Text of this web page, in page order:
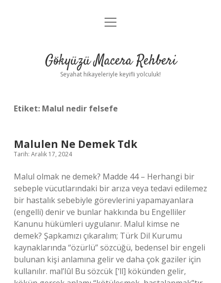
Anasayfa
Yasal Uyarı
menüyü
Gökyüzü Macera Rehberi
Seyahat hikayeleriyle keyifli yolculuk!
Etiket: Malul nedir felsefe
Malulen Ne Demek Tdk
Tarih: Aralık 17, 2024
Malul olmak ne demek? Madde 44 – Herhangi bir
sebeple vücutlarındaki bir arıza veya tedavi edilemez
bir hastalık sebebiyle görevlerini yapamayanlara
(engelli) denir ve bunlar hakkında bu Engelliler
Kanunu hükümleri uygulanır. Malul kimse ne
demek? Şapkamızı çıkaralım; Türk Dil Kurumu
kaynaklarında “özürlü” sözcüğü, bedensel bir engeli
bulunan kişi anlamına gelir ve daha çok gaziler için
kullanılır. mal’lûl Bu sözcük [‘ll] kökünden gelir,